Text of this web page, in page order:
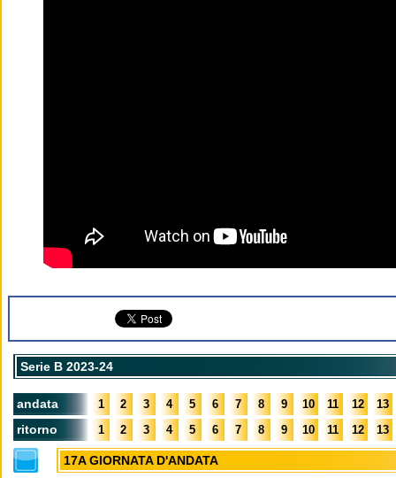
Serie B 2023-24
andata 1 2 3 4 5 6 7 8 9 10 11 12 13
ritorno 1 2 3 4 5 6 7 8 9 10 11 12 13
17A GIORNATA D'ANDATA